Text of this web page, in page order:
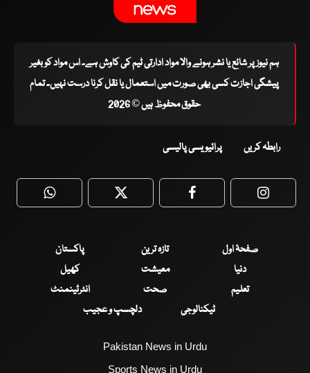
ہم نیوز پر شائع یا نشر ہونے والا مواد ادارتی ٹیم کی کاوش ہے۔ اس مواد کو بغیر
پیشگی اجازت کسی بھی صورت میں استعمال یا نقل کرنا درست نہیں۔ تمام
حقوق محفوظ ہیں © 2026
رابطہ کریں پرائیویسی پالیسی
WhatsApp Twitter Facebook
صفحۂ اول تازہ ترین
پاکستان
دنیا
معیشت
کھیل
تعلیم
صحت
انٹرٹینمنٹ
ٹیکنالوجی
دلچسپ و عجیب
Pakistan News in Urdu
Sports News in Urdu